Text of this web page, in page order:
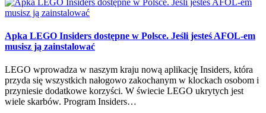
Apka LEGO Insiders dostępne w Polsce. Jeśli jesteś AFOL-em
musisz ją zainstalować
LEGO wprowadza w naszym kraju nową aplikację Insiders, która
przyda się wszystkich nałogowo zakochanym w klockach osobom i
przyniesie dodatkowe korzyści. W świecie LEGO ukrytych jest
wiele skarbów. Program Insiders…